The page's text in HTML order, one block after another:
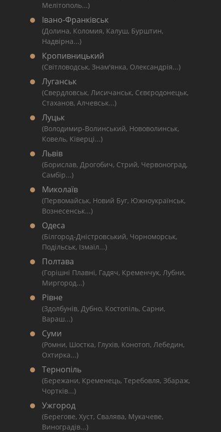
Мелітополь...)
Івано-Франківськ
(Долина, Коломия, Калуш, Бурштин,
Надвірна...)
Кропивницький
(Світловодськ, Знам'янка, Олександрія...)
Луганськ
(Свердловськ, Лисичанськ, Сєвєродонецьк,
Стаханов, Алчевськ...)
Луцьк
(Володимир-Волинський, Нововолинськ,
Ковель, Ківерці...)
Львів
(Борислав, Дрогобич, Стрий, Червоноград,
Самбір...)
Миколаїв
(Первомайськ, Новий Буг, Южноукраїнськ,
Вознесенськ...)
Одеса
(Білгород-Дністровський, Чорноморськ,
Подільськ, Ізмаїл...)
Полтава
(Горішні Плавні, Гадяч, Кременчук, Лубни,
Миргород...)
Рівне
(Здолбунів, Дубно, Костопіль, Сарни,
Вараш...)
Суми
(Ромни, Шостка, Глухів, Конотоп, Лебедин,
Охтирка...)
Тернопіль
(Бережани, Кременець, Теребовля, Збараж,
Чортків...)
Ужгород
(Берегове, Хуст, Свалява, Мукачеве,
Виноградів...)